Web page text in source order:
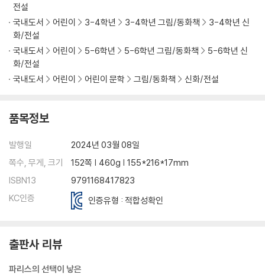
전설
국내도서
어린이 3-4학년 3-4학년 그림/동화책
3-4학년 신
화/전설
국내도서
어린이 5-6학년 5-6학년 그림/동화책
5-6학년 신
화/전설
국내도서
어린이 어린이 문학 그림/동화책 신화/전설
품목정보
발행일
2024년 03월 08일
쪽수, 무게, 크기
152쪽 | 460g | 155*216*17mm
ISBN13
9791168417823
KC인증
인증유형 : 적합성확인
출판사 리뷰
파리스의 선택이 낳은